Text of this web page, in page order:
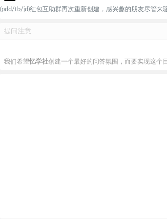
(pdd/tb/jd)红包互助群再次重新创建，感兴趣的朋友尽管来
提问注意
我们希望忆学社创建一个最好的问答氛围，而要实现这个